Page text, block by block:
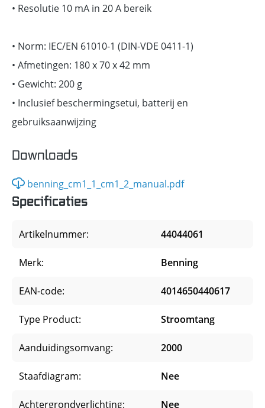
• Resolutie 10 mA in 20 A bereik
• Norm: IEC/EN 61010-1 (DIN-VDE 0411-1)
• Afmetingen: 180 x 70 x 42 mm
• Gewicht: 200 g
• Inclusief beschermingsetui, batterij en
gebruiksaanwijzing
Downloads
benning_cm1_1_cm1_2_manual.pdf
Specificaties
Artikelnummer: 44044061
Merk: Benning
EAN-code: 4014650440617
Type Product: Stroomtang
Aanduidingsomvang: 2000
Staafdiagram: Nee
Achtergrondverlichting: Nee